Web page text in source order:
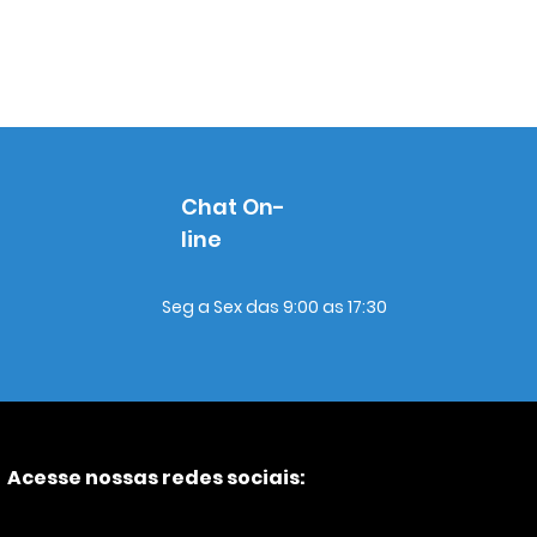
Chat On-
line
Seg a Sex das 9:00 as 17:30
Acesse nossas redes sociais: